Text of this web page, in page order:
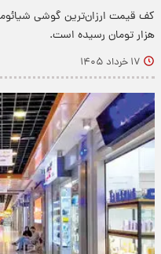
هزار تومان رسیده است.
۱۷ خرداد ۱۴۰۵